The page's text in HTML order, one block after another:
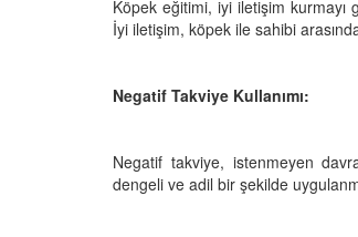
Köpek eğitimi, iyi iletişim kurmayı
İyi iletişim, köpek ile sahibi
Negatif Takviye Kullanımı:
Negatif takviye, istenmeyen
dengeli ve adil bir şekilde
ve Etkili